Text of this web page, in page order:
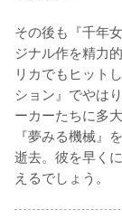
その後も『千年
ジナル作を精力
リカでもヒット
ション』でやは
ーカーたちに多
『夢みる機械』
逝去。彼を早く
えるでしょう。